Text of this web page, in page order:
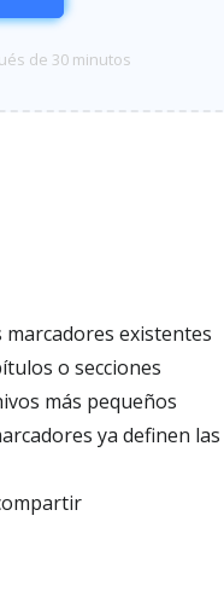
de 30 minutos
marcadores existentes
o secciones
más pequeños
ya definen las